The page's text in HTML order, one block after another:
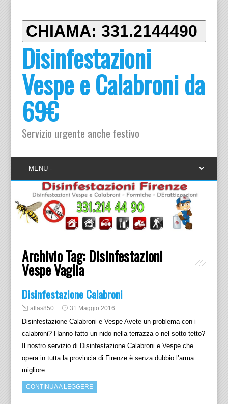
CHIAMA: 331.2144490
Disinfestazioni
Vespe e Calabroni da
69€
Servizio urgente anche festivo
Archivio Tag: Disinfestazioni
Vespe Vaglia
Disinfestazione Calabroni
atlas850 31 Maggio 2016
Disinfestazione Calabroni e Vespe Avete un problema con i
calabroni? Hanno fatto un nido nella terrazza o nel sotto tetto?
Il nostro servizio di Disinfestazione Calabroni e Vespe che
opera in tutta la provincia di Firenze è senza dubbio l’arma
migliore…
CONTINUA A LEGGERE